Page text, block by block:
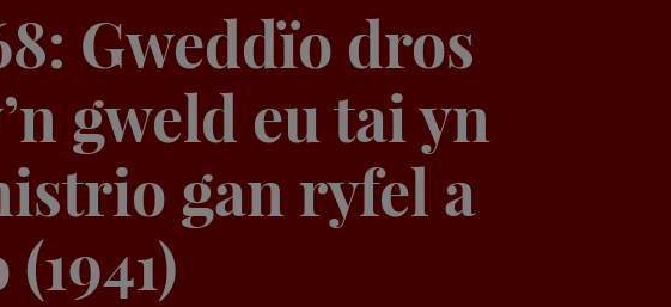
Gweddïo dros
gweld eu tai yn
gan ryfel a